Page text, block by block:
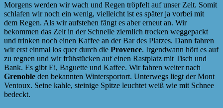
Morgens werden wir wach und Regen tröpfelt auf unser Zelt. Somit
schlafen wir noch ein wenig, vielleicht ist es später ja vorbei mit
dem Regen. Als wir aufstehen fängt es aber erneut an. Wir
bekommen das Zelt in der Schnelle ziemlich trocken weggepackt
und trinken noch einen Kaffee an der Bar des Platzes. Dann fahren
wir erst einmal los quer durch die Provence. Irgendwann hört es auf
zu regnen und wir frühstücken auf einen Rastplatz mit Tisch und
Bank. Es gibt Ei, Baguette und Kaffee. Wir fahren weiter nach
Grenoble den bekannten Wintersportort. Unterwegs liegt der Mont
Ventoux. Seine kahle, steinige Spitze leuchtet weiß wie mit Schnee
bedeckt.